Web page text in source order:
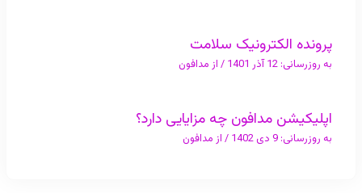
پرونده الکترونیک سلامت
به روزرسانی: 12 آذر 1401 / از مدافون
اپلیکیشن مدافون چه مزایایی دارد؟
به روزرسانی: 9 دی 1402 / از مدافون